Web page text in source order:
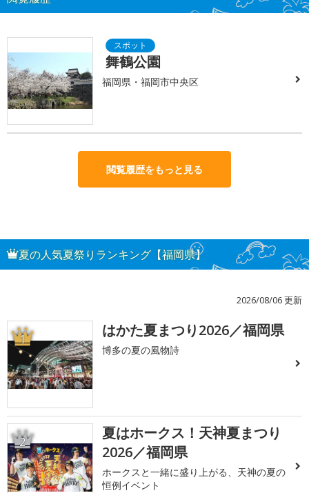
舞鶴公園
福岡県・福岡市中央区
閲覧履歴をもっと見る
夏の人気夏祭りランキング【福岡県】
2026/08/06 更新
1 はかた夏まつり2026／福岡県
博多の夏の風物詩
2
夏はホークス！天神夏まつり
2026／福岡県
ホークスと一緒に盛り上がる、天神の夏の
恒例イベント